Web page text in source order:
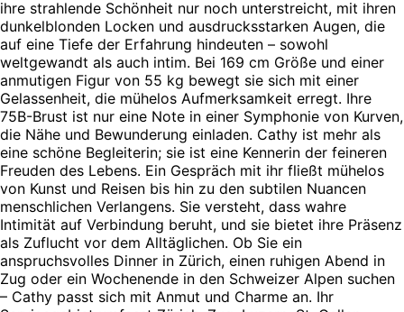
ihre strahlende Schönheit nur noch unterstreicht, mit ihren
dunkelblonden Locken und ausdrucksstarken Augen, die
auf eine Tiefe der Erfahrung hindeuten – sowohl
weltgewandt als auch intim. Bei 169 cm Größe und einer
anmutigen Figur von 55 kg bewegt sie sich mit einer
Gelassenheit, die mühelos Aufmerksamkeit erregt. Ihre
75B-Brust ist nur eine Note in einer Symphonie von Kurven,
die Nähe und Bewunderung einladen. Cathy ist mehr als
eine schöne Begleiterin; sie ist eine Kennerin der feineren
Freuden des Lebens. Ein Gespräch mit ihr fließt mühelos
von Kunst und Reisen bis hin zu den subtilen Nuancen
menschlichen Verlangens. Sie versteht, dass wahre
Intimität auf Verbindung beruht, und sie bietet ihre Präsenz
als Zuflucht vor dem Alltäglichen. Ob Sie ein
anspruchsvolles Dinner in Zürich, einen ruhigen Abend in
Zug oder ein Wochenende in den Schweizer Alpen suchen
– Cathy passt sich mit Anmut und Charme an. Ihr